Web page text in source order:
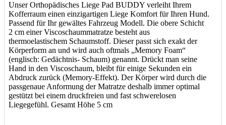
Unser Orthopädisches Liege Pad BUDDY verleiht Ihrem
Kofferraum einen einzigartigen Liege Komfort für Ihren Hund.
Passend für Ihr gewältes Fahrzeug Modell. Die obere Schicht
2 cm einer Viscoschaummatratze besteht aus
thermoelastischem Schaumstoff. Dieser passt sich exakt der
Körperform an und wird auch oftmals „Memory Foam“
(englisch: Gedächtnis- Schaum) genannt. Drückt man seine
Hand in den Viscoschaum, bleibt für einige Sekunden ein
Abdruck zurück (Memory-Effekt). Der Körper wird durch die
passgenaue Anformung der Matratze deshalb immer optimal
gestützt bei einem druckfreien und fast schwerelosen
Liegegefühl. Gesamt Höhe 5 cm